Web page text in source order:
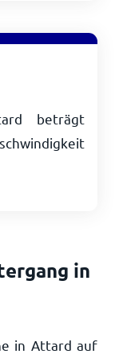
beträgt
in
in Attard auf